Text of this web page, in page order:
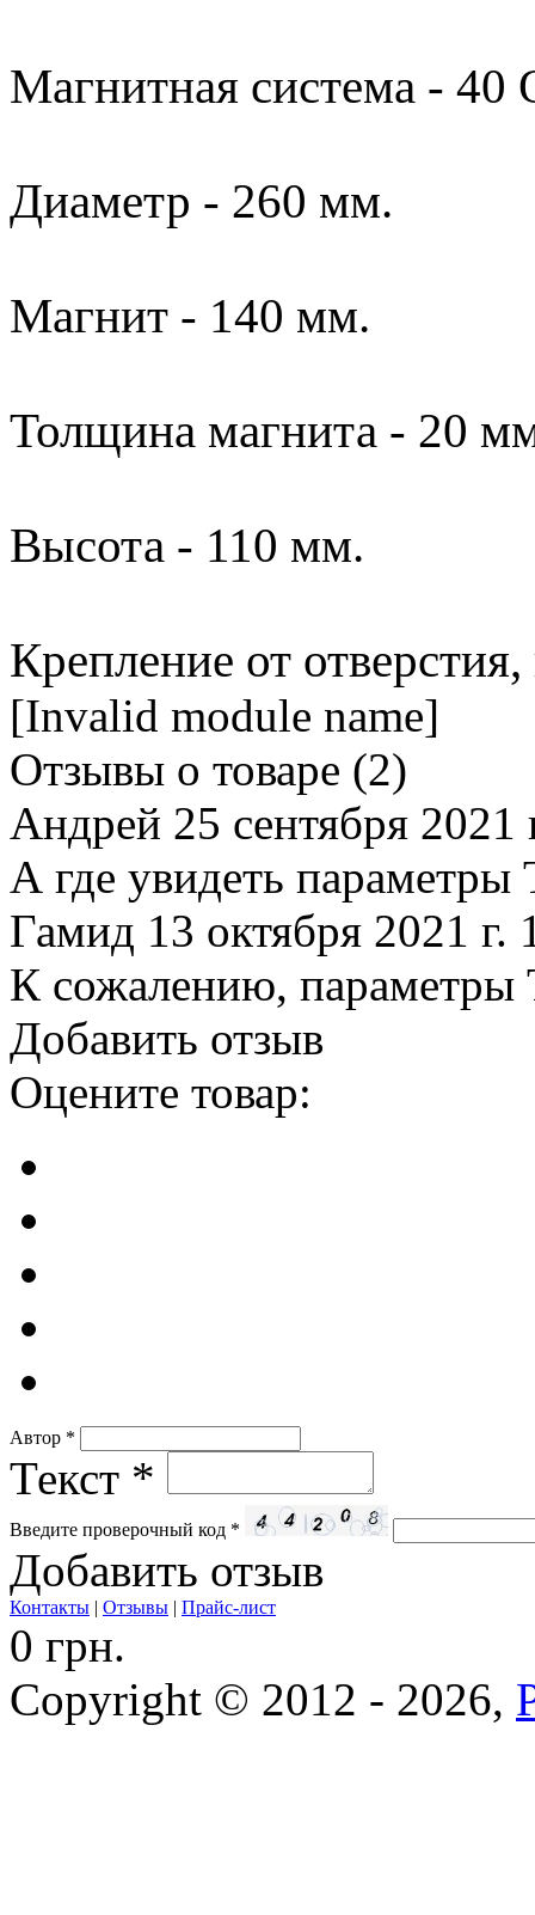
Магнитная система - 40
Диаметр - 260 мм.
Магнит - 140 мм.
Толщина магнита - 20
Высота - 110 мм.
Крепление от
[Invalid module name]
Отзывы о товаре (2)
Андрей 25 сентября 2021
А где увидеть
Гамид 13 октября 2021 г.
К сожалению, параметры
Добавить отзыв
Оцените товар:
Автор *
Текст *
Введите проверочный код *
Добавить отзыв
Контакты | Отзывы | Прайс-лист
0 грн.
Copyright © 2012 - 2026,